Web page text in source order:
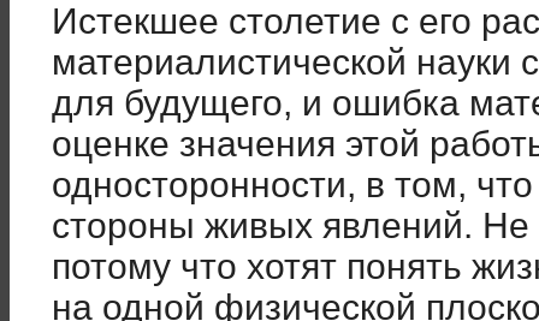
Истекшее столетие с его
материалистической науки
для будущего, и ошибка
оценке значения этой
односторонности, в том,
стороны живых явлений. Не
потому что хотят понять
на одной физической